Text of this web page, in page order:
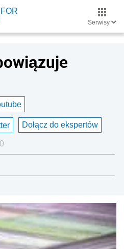
Serwisy
Dołącz do ekspertów